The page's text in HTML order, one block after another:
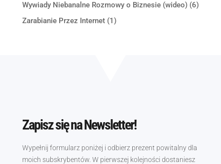
Wywiady Niebanalne Rozmowy o Biznesie (wideo)(6)
Zarabianie Przez Internet(1)
Zapisz się na Newsletter!
Wypełnij formularz poniżej i odbierz prezent powitalny dla
moich subskrybentów. W pierwszej kolejności dostaniesz